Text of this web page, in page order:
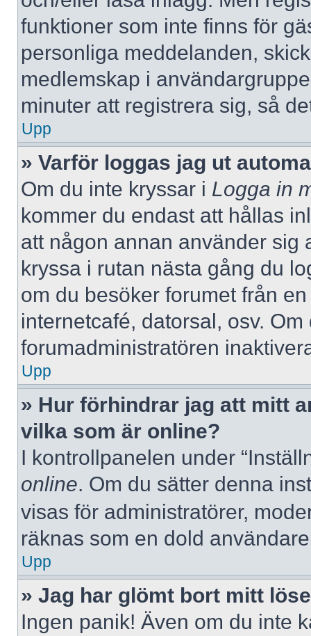
funktioner som inte finns för
personliga meddelanden,
medlemskap i
minuter att registrera sig, så
Upp
» Varför loggas jag ut
Om du inte kryssar i Logga in
kommer du endast att hållas
att någon annan använder sig
kryssa i rutan nästa gång du
om du besöker forumet från
internetcafé, datorsal, osv.
forumadministratören
Upp
» Hur förhindrar jag att mitt
vilka som är online?
I kontrollpanelen under
online. Om du sätter denna
visas för administratörer,
räknas som en dold
Upp
» Jag har glömt bort mitt
Ingen panik! Även om du inte